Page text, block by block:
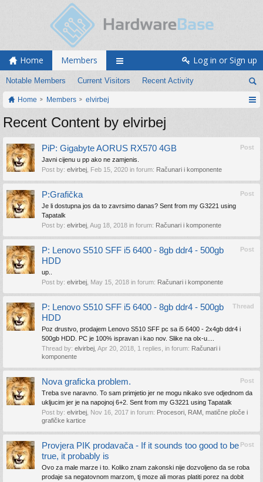
Home Members
Notable Members Current Visitors Recent Activity
Log in or Sign up
Home Members elvirbej
Recent Content by elvirbej
Post
PiP: Gigabyte AORUS RX570 4GB
Javni cijenu u pp ako ne zamjenis.
Post by: elvirbej Feb 15, 2020 in forum: Računari i komponente
Post
P:Grafička
Je li dostupna jos da to zavrsimo danas? Sent from my G3221 using
Tapatalk
Post by: elvirbej Aug 18, 2018 in forum: Računari i komponente
Post
P: Lenovo S510 SFF i5 6400 - 8gb ddr4 - 500gb
HDD
up..
Post by: elvirbej May 15, 2018 in forum: Računari i komponente
Thread
P: Lenovo S510 SFF i5 6400 - 8gb ddr4 - 500gb
HDD
Poz drustvo, prodajem Lenovo S510 SFF pc sa i5 6400 - 2x4gb ddr4 i
500gb HDD. PC je 100% ispravan i kao nov. Slike na olx-u....
Thread by: elvirbej Apr 20, 2018 , 1 replies, in forum: Računari i
komponente
Post
Nova graficka problem.
Treba sve naravno. To sam primjetio jer ne mogu nikako sve odjednom da
ukljucim jer je na napojnoj 6+2. Sent from my G3221 using Tapatalk
Post by: elvirbej Nov 16, 2017 in forum: Procesori, RAM, matične ploče i
grafičke kartice
Post
Provjera PIK prodavača - If it sounds too good to be
true, it probably is
Ovo za male marze i to. Koliko znam zakonski nije dozvoljeno da se roba
prodaje sa negatovnom marzom, tj moze ali moras platiti porez na dobit